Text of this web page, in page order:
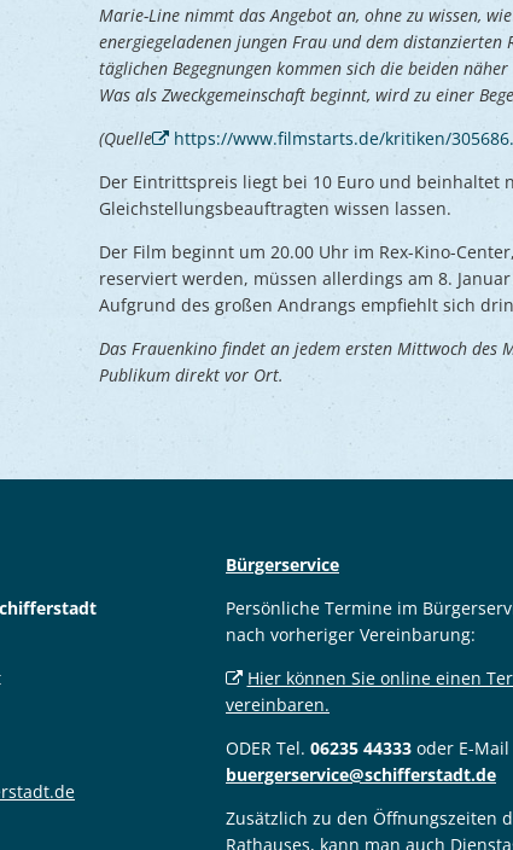
Marie-Line nimmt das Angebot an, ohne zu wissen,
energiegeladenen jungen Frau und dem
täglichen Begegnungen kommen sich die beiden
Was als Zweckgemeinschaft beginnt, wird zu einer
(Quelle
https://www.filmstarts.de/kritiken/
Der Eintrittspreis liegt bei 10 Euro und beinhaltet
Gleichstellungsbeauftragten wissen lassen.
Der Film beginnt um 20.00 Uhr im Rex-Kino-
reserviert werden, müssen allerdings am 8.
Aufgrund des großen Andrangs empfiehlt sich
Das Frauenkino findet an jedem ersten Mittwoch des
Publikum direkt vor Ort.
Bürgerservice
Persönliche Termine im
nach vorheriger Vereinbarung:
Hier können Sie online einen
vereinbaren.
ODER Tel. 06235 44333 oder E-Mail
buergerservice@schifferstadt.de
Zusätzlich zu den Öffnungszeiten
Rathauses, kann man auch